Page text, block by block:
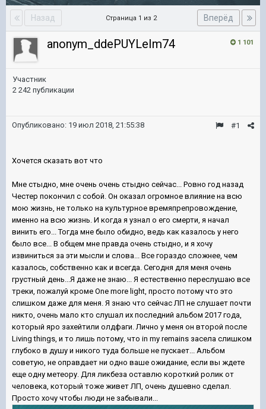
Назад Вперёд
Страница 1 из 2
1 101
anonym_ddePUYLeIm74
Участник
2 242 публикации
#1
Опубликовано: 19 июл 2018, 21:55:38
Хочется сказать вот что
Мне стыдно, мне очень очень стыдно сейчас... Ровно год назад
Честер покончил с собой. Он оказал огромное влияние на всю
мою жизнь, не только на культурное времяпрепровождение,
именно на всю жизнь. И когда я узнал о его смерти, я начал
винить его... Тогда мне было обидно, ведь как казалось у него
было все... В общем мне правда очень стыдно, и я хочу
извиниться за эти мысли и слова... Все гораздо сложнее, чем
казалось, собственно как и всегда. Сегодня для меня очень
грустный день...Я даже не знаю... Я естественно переслушаю все
треки, пожалуй кроме One more light, просто потому что это
слишком даже для меня. Я знаю что сейчас ЛП не слушает почти
никто, очень мало кто слушал их последний альбом 2017 года,
который яро захейтили олдфаги. Лично у меня он второй после
Living things, и то лишь потому, что in my remains засела слишком
глубоко в душу и никого туда больше не пускает... Альбом
советую, не оправдает ни одно ваше ожидание, если вы ждете
еще одну метеору. Для ликбеза оставлю короткий ролик от
человека, который тоже живет ЛП, очень душевно сделал.
Просто хочу чтобы люди не забывали...